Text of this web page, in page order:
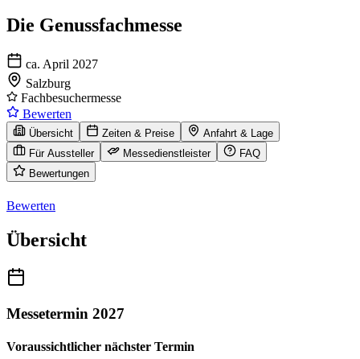
Die Genussfachmesse
ca. April 2027
Salzburg
Fachbesuchermesse
Bewerten
Übersicht Zeiten & Preise
Anfahrt & Lage
Für Aussteller
Messedienstleister
FAQ
Bewertungen
Bewerten
Übersicht
Messetermin 2027
Voraussichtlicher nächster Termin